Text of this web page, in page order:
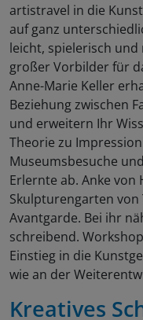
artistravel in die
auf ganz
leicht, spielerisch
großer Vorbilder für
Anne-Marie Keller
Beziehung zwischen
und erweitern Ihr
Theorie zu
Museumsbesuche
Erlernte ab. Anke
Skulpturengarten von
Avantgarde. Bei ihr
schreibend.
Einstieg in die
wie an der
Kreatives